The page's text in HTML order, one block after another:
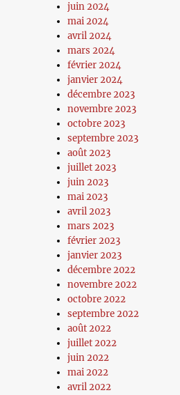
juin 2024
mai 2024
avril 2024
mars 2024
février 2024
janvier 2024
décembre 2023
novembre 2023
octobre 2023
septembre 2023
août 2023
juillet 2023
juin 2023
mai 2023
avril 2023
mars 2023
février 2023
janvier 2023
décembre 2022
novembre 2022
octobre 2022
septembre 2022
août 2022
juillet 2022
juin 2022
mai 2022
avril 2022